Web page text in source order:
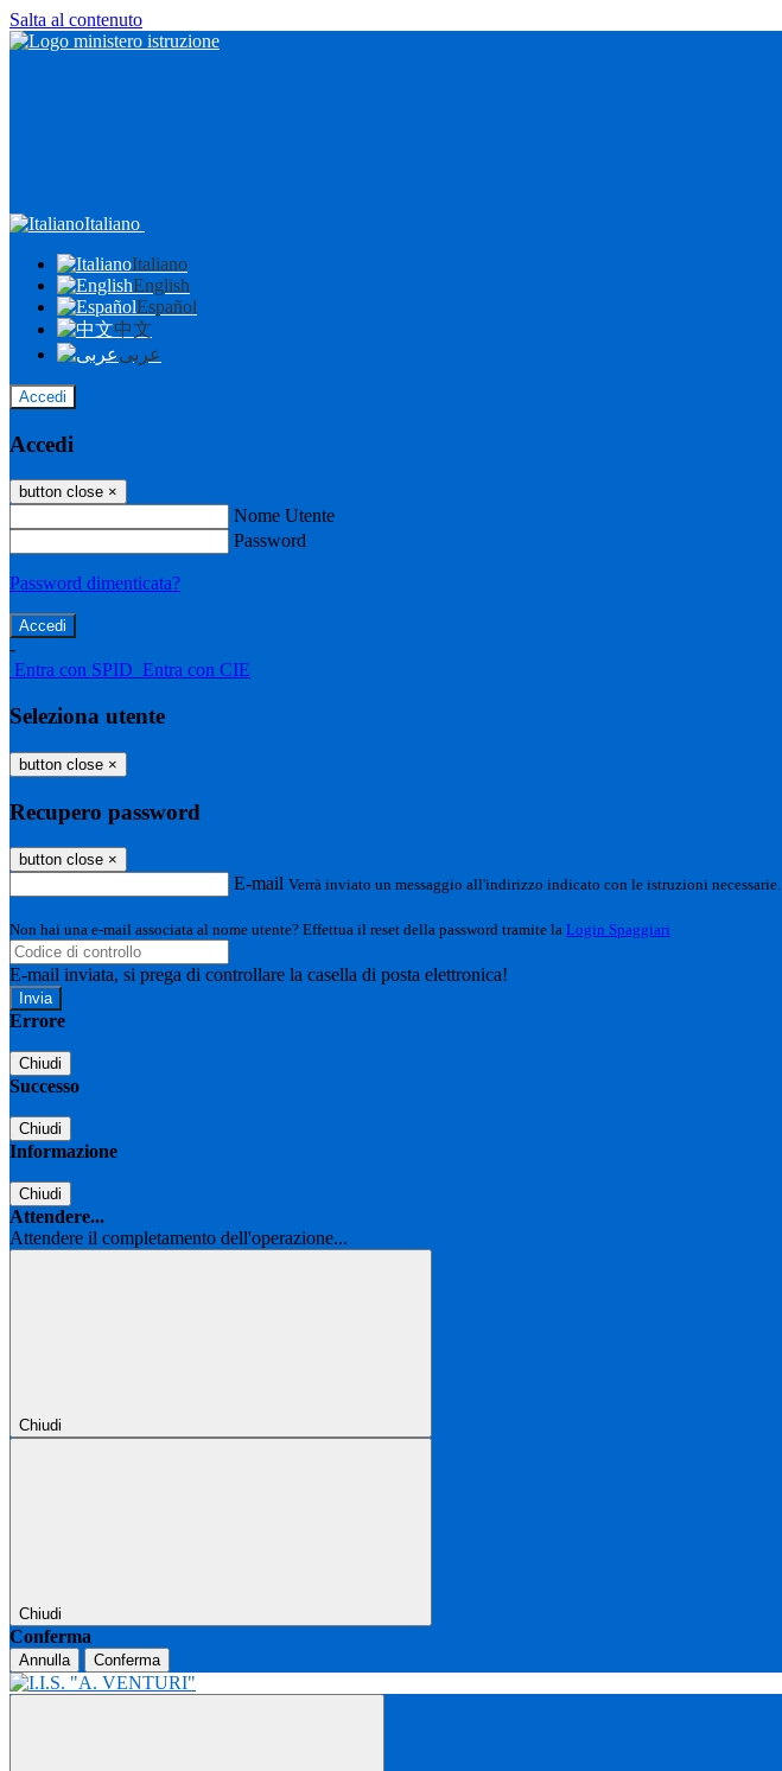
Salta al contenuto
Italiano
Italiano
English
Español
中文
عربى
Accedi
Accedi
button close ×
Nome Utente
Password
Password dimenticata?
-
Entra con SPID Entra con CIE
Seleziona utente
button close ×
Recupero password
button close ×
E-mail Verrà inviato un messaggio all'indirizzo indicato con le istruzioni necessarie.
Non hai una e-mail associata al nome utente? Effettua il reset della password tramite la Login Spaggiari
E-mail inviata, si prega di controllare la casella di posta elettronica!
Errore
Chiudi
Successo
Chiudi
Informazione
Chiudi
Attendere...
Attendere il completamento dell'operazione...
Chiudi
Chiudi
Conferma
Annulla Conferma